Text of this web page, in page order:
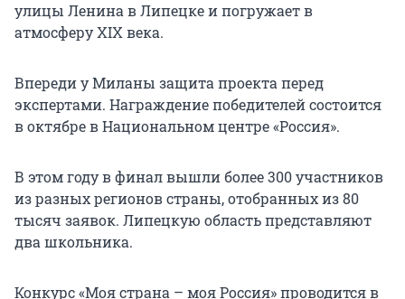
улицы Ленина в Липецке и погружает в
атмосферу XIX века.
Впереди у Миланы защита проекта перед
экспертами. Награждение победителей состоится
в октябре в Национальном центре «Россия».
В этом году в финал вышли более 300 участников
из разных регионов страны, отобранных из 80
тысяч заявок. Липецкую область представляют
два школьника.
Конкурс «Моя страна – моя Россия» проводится в